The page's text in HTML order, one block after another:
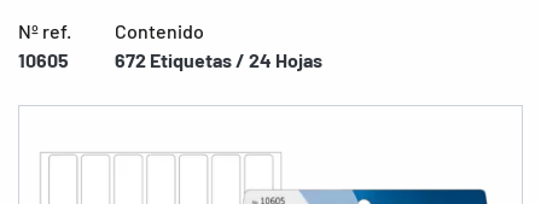
Nº ref.
10605
Contenido
672 Etiquetas / 24 Hojas